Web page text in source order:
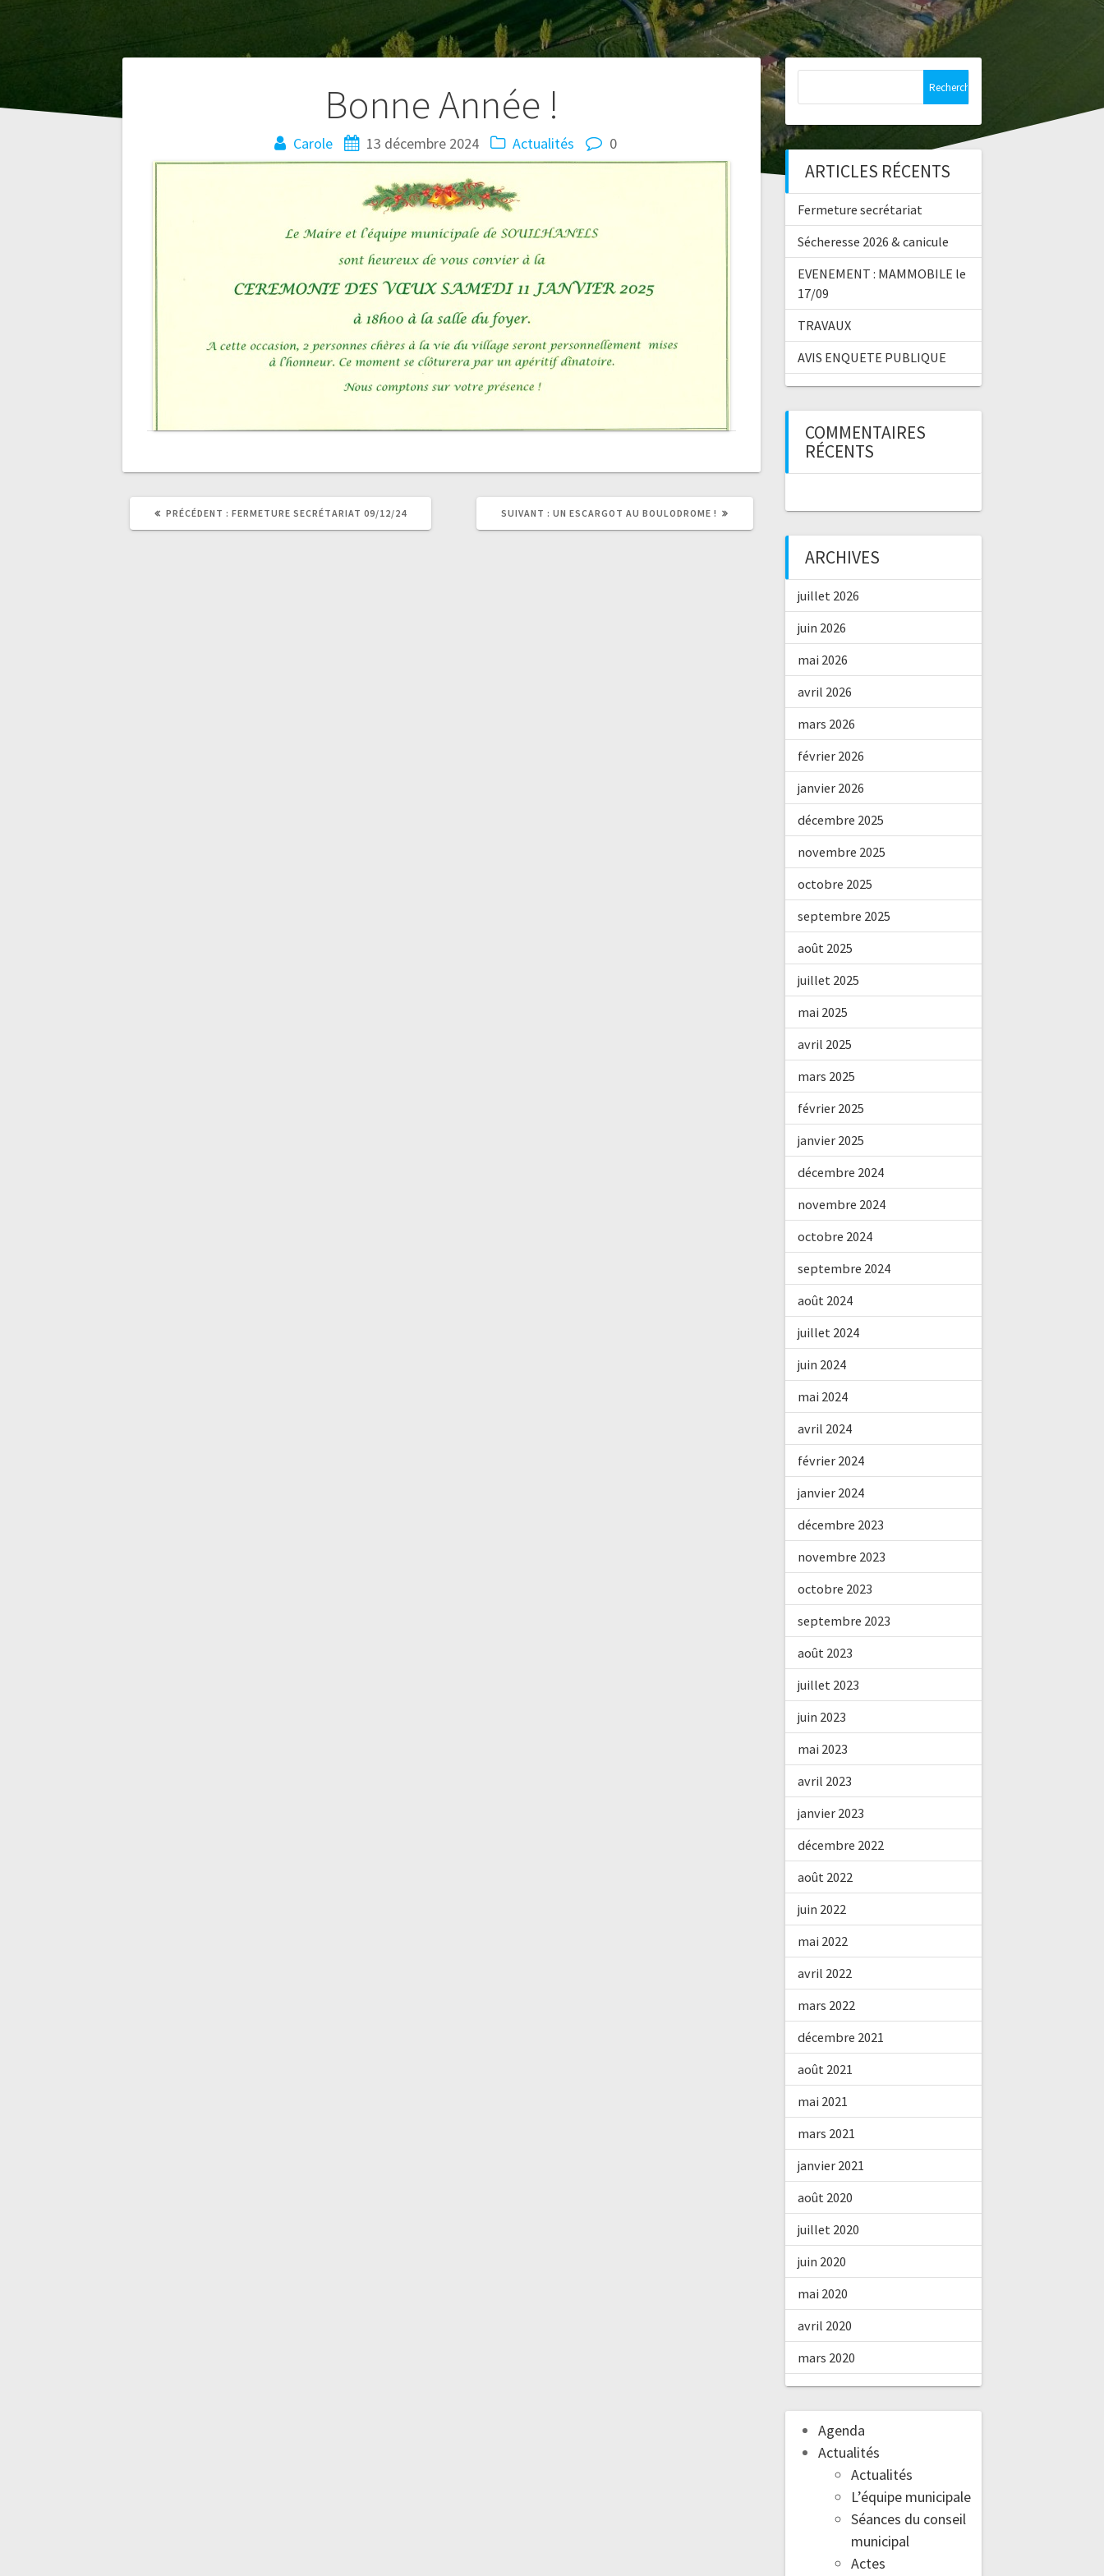
Bonne Année !
Carole 13 décembre 2024 Actualités 0
Navigation
PRÉCÉDENT : ARTICLE
FERMETURE SECRÉTARIAT 09/12/24 SUIVANT : ARTICLE
UN ESCARGOT AU BOULODROME !
ARTICLES RÉCENTS
Fermeture secrétariat
Sécheresse 2026 & canicule
EVENEMENT : MAMMOBILE le
17/09
TRAVAUX
AVIS ENQUETE PUBLIQUE
COMMENTAIRES
RÉCENTS
ARCHIVES
juillet 2026
juin 2026
mai 2026
avril 2026
mars 2026
février 2026
janvier 2026
décembre 2025
novembre 2025
octobre 2025
septembre 2025
août 2025
juillet 2025
mai 2025
avril 2025
mars 2025
février 2025
janvier 2025
décembre 2024
novembre 2024
octobre 2024
septembre 2024
août 2024
juillet 2024
juin 2024
mai 2024
avril 2024
février 2024
janvier 2024
décembre 2023
novembre 2023
octobre 2023
septembre 2023
août 2023
juillet 2023
juin 2023
mai 2023
avril 2023
janvier 2023
décembre 2022
août 2022
juin 2022
mai 2022
avril 2022
mars 2022
décembre 2021
août 2021
mai 2021
mars 2021
janvier 2021
août 2020
juillet 2020
juin 2020
mai 2020
avril 2020
mars 2020
Agenda
Actualités
Actualités
L’équipe municipale
Séances du conseil
municipal
Actes